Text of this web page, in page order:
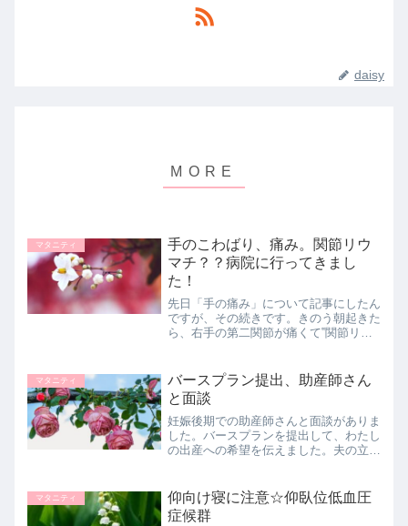
daisy
マタニティ
手のこわばり、痛み。関節リウ
マチ？？病院に行ってきまし
た！
先日「手の痛み」について記事にしたん
ですが、その続きです。きのう朝起きた
ら、右手の第二関節が痛くて‟関節リウ
をまとめています。
マタニティ
バースプラン提出、助産師さん
と面談
妊娠後期での助産師さんと面談がありま
した。バースプランを提出して、わたし
の出産への希望を伝えました。夫の立ち
のってもらえてよかったです。
マタニティ
仰向け寝に注意☆仰臥位低血圧
症候群